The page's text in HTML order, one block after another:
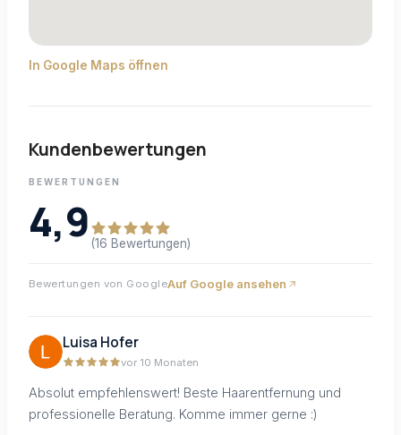
In Google Maps öffnen
Kundenbewertungen
BEWERTUNGEN
4,9 (16 Bewertungen)
Bewertungen von GoogleAuf Google ansehen
Luisa Hofer
vor 10 Monaten
Absolut empfehlenswert! Beste Haarentfernung und
professionelle Beratung. Komme immer gerne :)